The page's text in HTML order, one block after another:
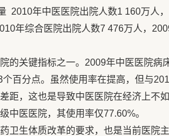
2010年中医医院出院人数1 160万人
年综合医院出院人数7 476万人，
的关键指标之一。2009年中医医院病
百分点。虽然使用率在提高，但与
距，这也是导致中医医院在经济上不
中医医院，其使用率仅77.60%。
卫生体质改革的要求，也是当前医院